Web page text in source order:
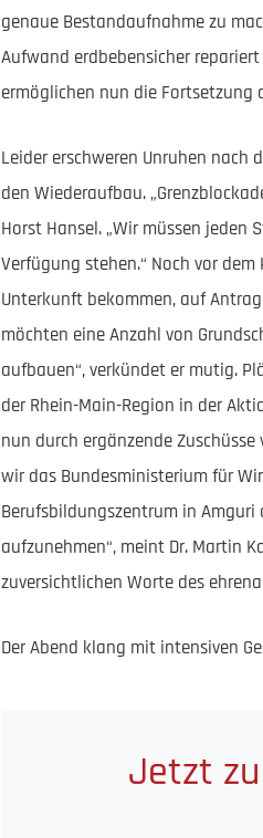
genaue Bestandaufnahme zu
Aufwand erdbebensicher
ermöglichen nun die Fortsetzung
Leider erschweren Unruhen nach
den Wiederaufbau.
Horst Hansel. „Wir müssen
Verfügung stehen.“ Noch vor
Unterkunft bekommen, auf
möchten eine Anzahl von
aufbauen“, verkündet er mutig.
der Rhein-Main-Region in der
nun durch ergänzende
wir das Bundesministerium für
Berufsbildungszentrum in
aufzunehmen“, meint Dr. Martin
zuversichtlichen Worte des
Der Abend klang mit intensiven
Jetzt